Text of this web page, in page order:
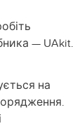
— UAkit.
на